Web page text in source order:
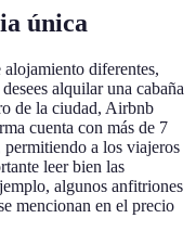
única
alojamiento diferentes,
alquilar una cabaña
de la ciudad, Airbnb
cuenta con más de 7
a los viajeros
leer bien las
algunos anfitriones
mencionan en el precio